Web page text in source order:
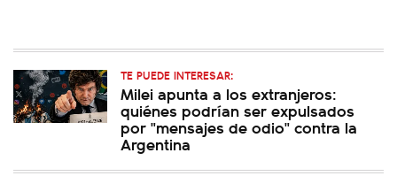
TE PUEDE INTERESAR:
Milei apunta a los extranjeros:
quiénes podrían ser expulsados
por "mensajes de odio" contra la
Argentina